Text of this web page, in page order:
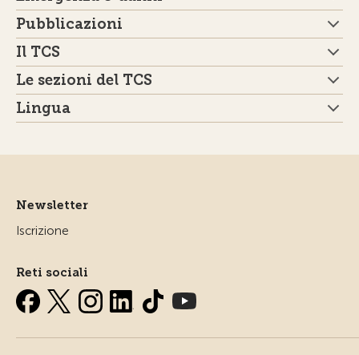
Pubblicazioni
Il TCS
Le sezioni del TCS
Lingua
Newsletter
Iscrizione
Reti sociali